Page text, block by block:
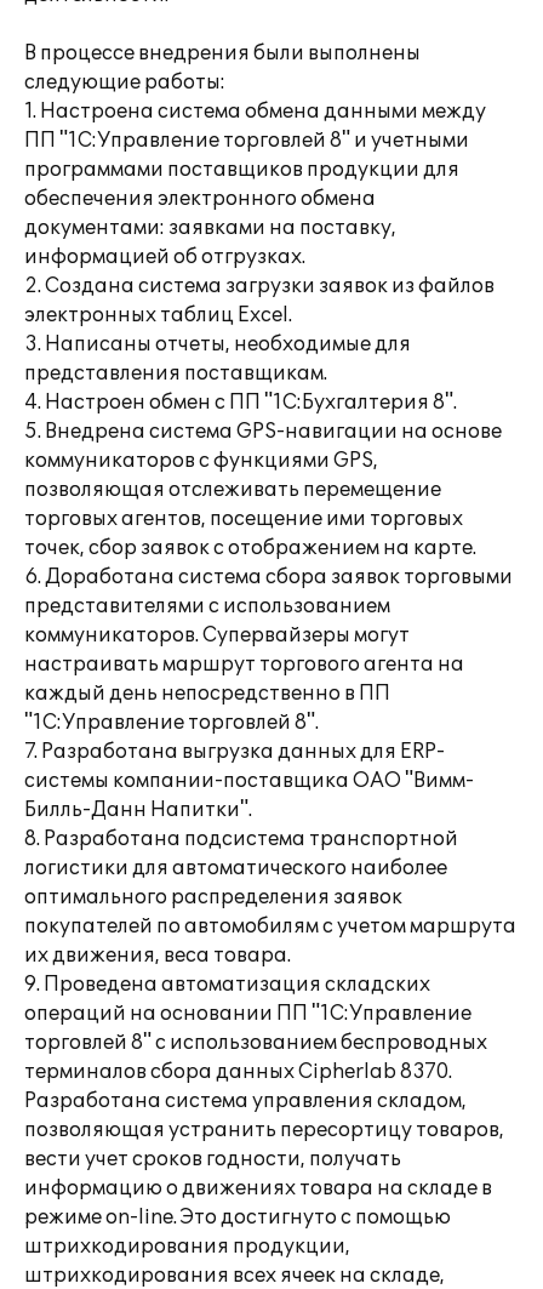
В процессе внедрения были выполнены
следующие работы:
1. Настроена система обмена данными между
ПП "1С:Управление торговлей 8" и учетными
программами поставщиков продукции для
обеспечения электронного обмена
документами: заявками на поставку,
информацией об отгрузках.
2. Создана система загрузки заявок из файлов
электронных таблиц Excel.
3. Написаны отчеты, необходимые для
представления поставщикам.
4. Настроен обмен с ПП "1С:Бухгалтерия 8".
5. Внедрена система GPS-навигации на основе
коммуникаторов с функциями GPS,
позволяющая отслеживать перемещение
торговых агентов, посещение ими торговых
точек, сбор заявок с отображением на карте.
6. Доработана система сбора заявок торговыми
представителями с использованием
коммуникаторов. Супервайзеры могут
настраивать маршрут торгового агента на
каждый день непосредственно в ПП
"1С:Управление торговлей 8".
7. Разработана выгрузка данных для ERP-
системы компании-поставщика ОАО "Вимм-
Билль-Данн Напитки".
8. Разработана подсистема транспортной
логистики для автоматического наиболее
оптимального распределения заявок
покупателей по автомобилям с учетом маршрута
их движения, веса товара.
9. Проведена автоматизация складских
операций на основании ПП "1С:Управление
торговлей 8" с использованием беспроводных
терминалов сбора данных Cipherlab 8370.
Разработана система управления складом,
позволяющая устранить пересортицу товаров,
вести учет сроков годности, получать
информацию о движениях товара на складе в
режиме on-line. Это достигнуто с помощью
штрихкодирования продукции,
штрихкодирования всех ячеек на складе,